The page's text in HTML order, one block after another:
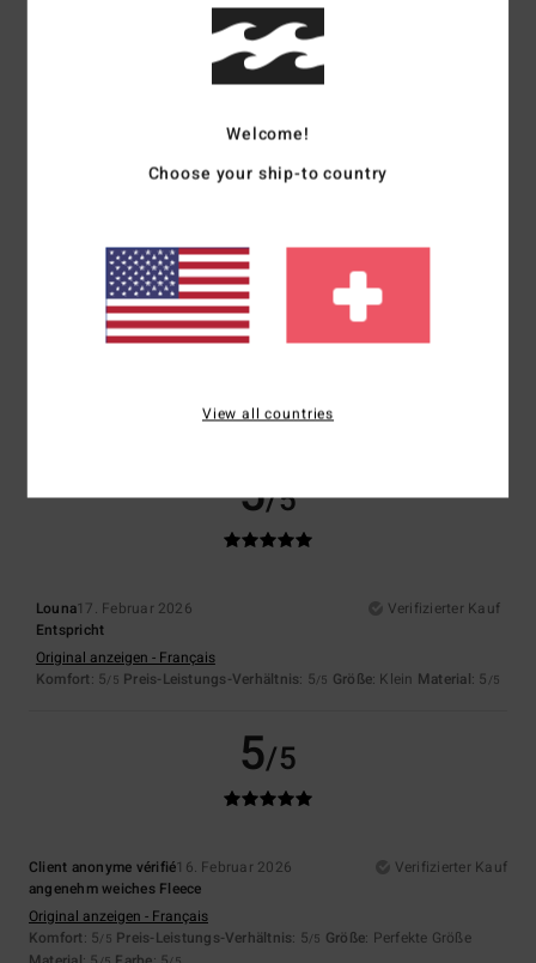
Der Pullover ist wirklich sehr bequem, allerdings würde ich mindestens
eine Große größer holen bei oversized
Preis-Leistungs-Verhältnis : 4/5
3 /5
26. Februar 2026
Auf dem Foto auf der Website sieht es besser aus, die Farben sind nicht
5/5
Louna17. Februar 2026
Verifizierter Kauf
Entspricht
Original anzeigen - Français
Komfort: 5/5 Preis-Leistungs-Verhältnis: 5/5 Größe: Klein Material: 5 /5
5/5
Client anonyme vérifié16. Februar 2026
Verifizierter Kauf
angenehm weiches Fleece
Original anzeigen - Français
Komfort: 5/5 Preis-Leistungs-Verhältnis: 5/5 Größe: Perfekte Größe
Welcome!
Choose your ship-to country
View all countries